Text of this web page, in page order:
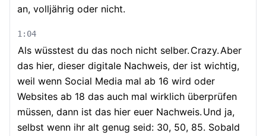
an, volljährig oder nicht.
1:04
Als wüsstest du das noch nicht selber. Crazy.Aber
das hier, dieser digitale Nachweis, der ist wichtig,
weil wenn Social Media mal ab 16 wird oder
Websites ab 18 das auch mal wirklich überprüfen
müssen, dann ist das hier euer Nachweis. Und ja,
selbst wenn ihr alt genug seid: 30, 50, 85. Sobald